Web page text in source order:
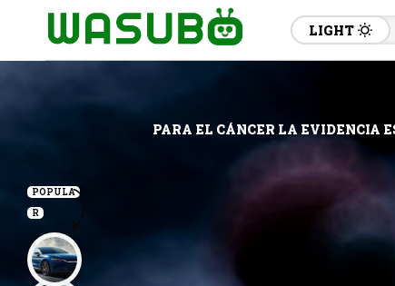
LIGHT
PARA EL CÁNCER LA EVIDENCIA
POPULA
R